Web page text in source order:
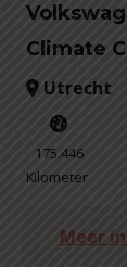
Climate
Utrecht
175.446
Kilometer
Meer